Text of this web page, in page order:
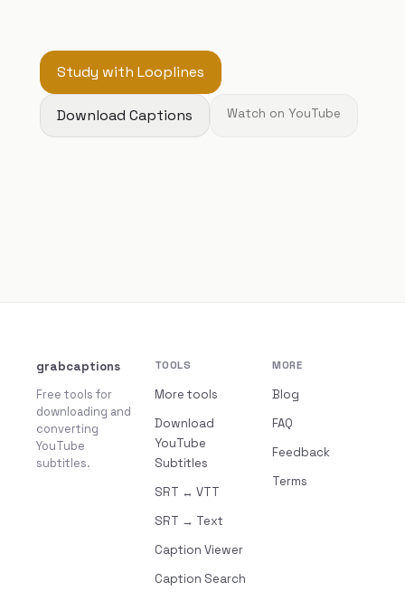
Study with Looplines
Download Captions Watch on YouTube
grabcaptions
Free tools for
downloading and
converting
YouTube
subtitles.
TOOLS
More tools
Download
YouTube
Subtitles
SRT ↔ VTT
SRT → Text
Caption Viewer
Caption Search
MORE
Blog
FAQ
Feedback
Terms